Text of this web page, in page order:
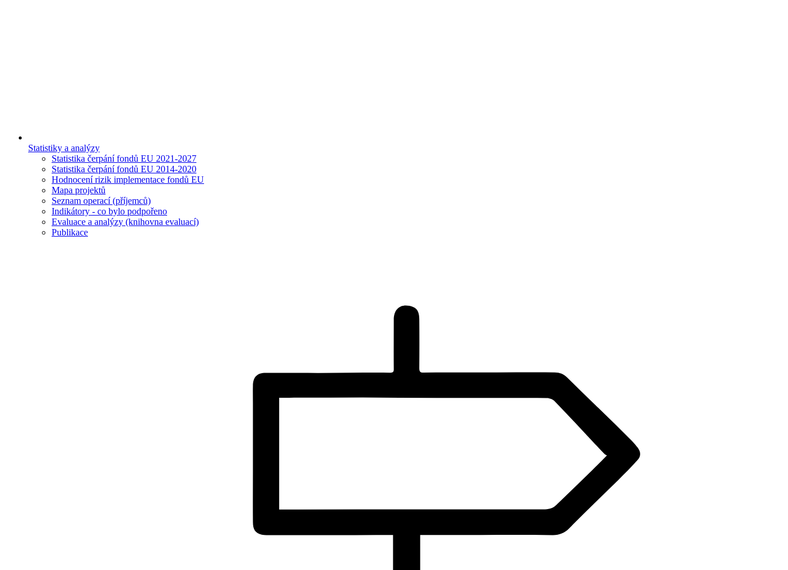
Statistiky a analýzy
Statistika čerpání fondů EU 2021-2027
Statistika čerpání fondů EU 2014-2020
Hodnocení rizik implementace fondů EU
Mapa projektů
Seznam operací (příjemců)
Indikátory - co bylo podpořeno
Evaluace a analýzy (knihovna evaluací)
Publikace